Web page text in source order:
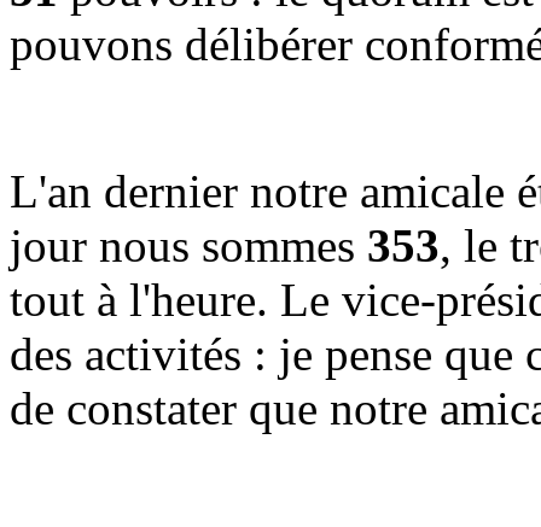
pouvons délibérer
L'an dernier notre amicale
jour nous sommes 353, le
tout à l'heure. Le vice-
des activités : je pense que
de constater que notre